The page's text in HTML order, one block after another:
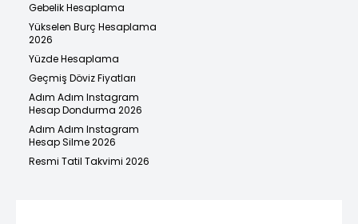
Gebelik Hesaplama
Yükselen Burç Hesaplama
2026
Yüzde Hesaplama
Geçmiş Döviz Fiyatları
Adım Adım Instagram
Hesap Dondurma 2026
Adım Adım Instagram
Hesap Silme 2026
Resmi Tatil Takvimi 2026